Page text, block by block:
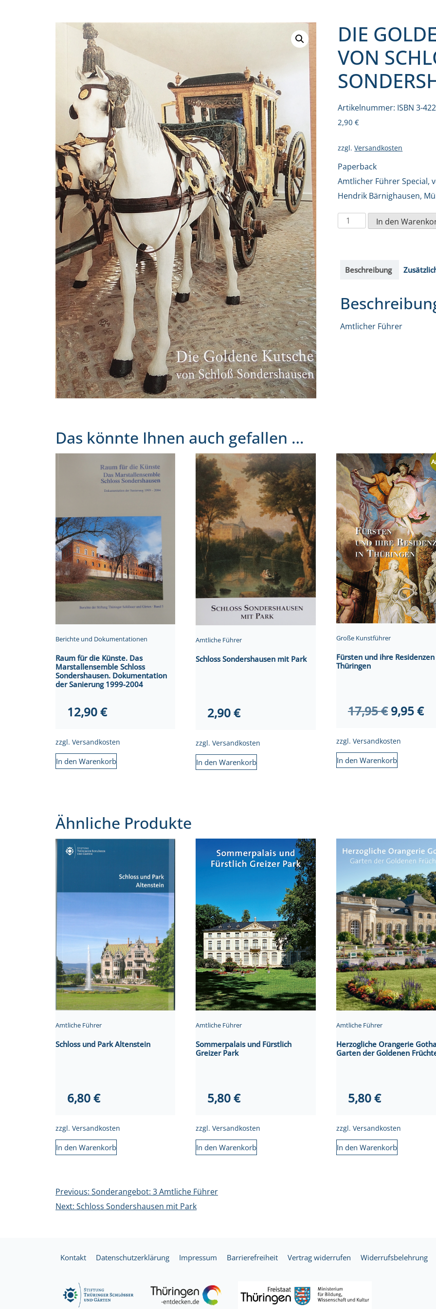
DIE
VON
Artikelnummer: ISBN 3-
2,90€
zzgl.Versandkosten
Paperback
Amtlicher Führer Special,
Hendrik Bärnighausen,
Die
Menge
In den
Beschreibung
Amtlicher Führer
Das könnte Ihnen auch gefallen …
Berichte und Dokumentationen
Raum für die Künste. Das
Marstallensemble Schloss
Sondershausen. Dokumentation
der Sanierung 1999-2004
12,90€
zzgl. Versandkosten
In den Warenkorb
Amtliche Führer
Schloss Sondershausen mit Park
2,90€
zzgl.Versandkosten
In den Warenkorb
Große Kunstführer
Fürsten und ihre
Thüringen
17,95€
war:
17,95 €
9,95€
zzgl. Versandkosten
In den Warenkorb
Ähnliche Produkte
Amtliche Führer
Schloss und Park Altenstein
6,80€
zzgl. Versandkosten
In den Warenkorb
Amtliche Führer
Sommerpalais und Fürstlich
Greizer Park
5,80€
zzgl.Versandkosten
In den Warenkorb
Amtliche Führer
Herzogliche Orangerie
Garten der Goldenen
5,80€
zzgl. Versandkosten
In den Warenkorb
Beitragsnavigation
Previous: Sonderangebot: 3 Amtliche Führer
Next: Schloss Sondershausen mit Park
Kontakt Datenschutzerklärung Impressum Barrierefreiheit Vertrag widerrufen Widerrufsbelehrung